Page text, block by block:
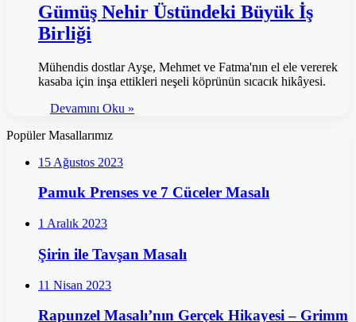
Gümüş Nehir Üstündeki Büyük İş
Birliği
Mühendis dostlar Ayşe, Mehmet ve Fatma'nın el ele vererek
kasaba için inşa ettikleri neşeli köprünün sıcacık hikâyesi.
Devamını Oku »
Popüler Masallarımız
15 Ağustos 2023
Pamuk Prenses ve 7 Cüceler Masalı
1 Aralık 2023
Şirin ile Tavşan Masalı
11 Nisan 2023
Rapunzel Masalı’nın Gerçek Hikayesi – Grimm